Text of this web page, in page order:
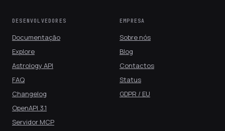
DESENVOLVEDORES
Documentação
Explore
Astrology API
FAQ
Changelog
OpenAPI 3.1
Servidor MCP
EMPRESA
Sobre nós
Blog
Contactos
Status
GDPR / EU